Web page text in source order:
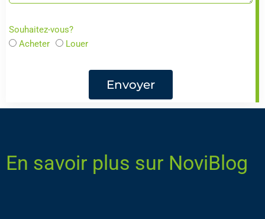
Souhaitez-vous?
Acheter
Louer
Envoyer
En savoir plus sur NoviBlog